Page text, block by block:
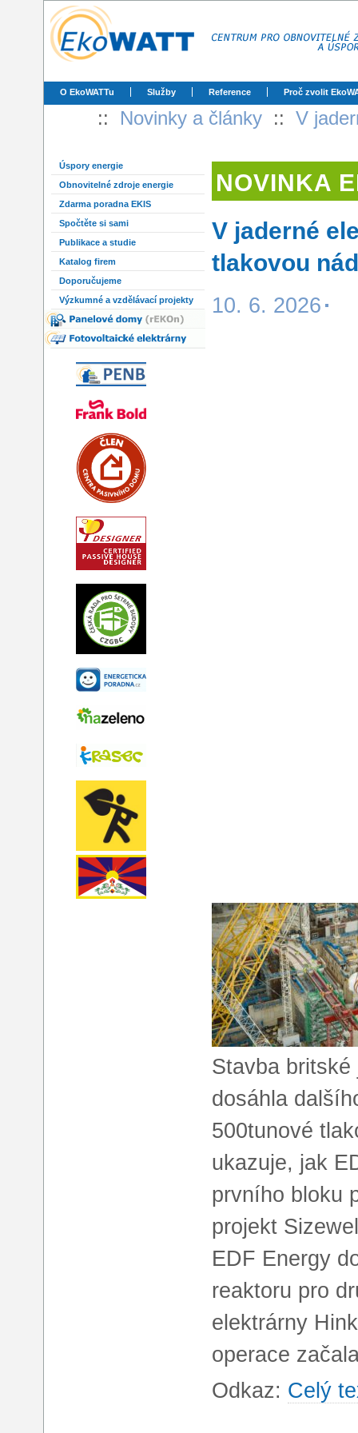
O EkoWATTu Služby Reference Proč zvolit
:: Novinky a články :: V
Úspory energie
Obnovitelné zdroje energie
Zdarma poradna EKIS
Spočtěte si sami
Publikace a studie
Katalog firem
Doporučujeme
Výzkumné a vzdělávací projekty
NOVINKA
V jaderné
tlakovou
10. 6. 2026
Stavba
dosáhla
500tunové
ukazuje, jak
prvního bloku
projekt
EDF Energy
reaktoru pro
elektrárny
operace
Odkaz: Celý